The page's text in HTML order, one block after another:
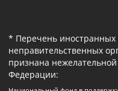
* Перечень
неправительственных
признана
Федерации: